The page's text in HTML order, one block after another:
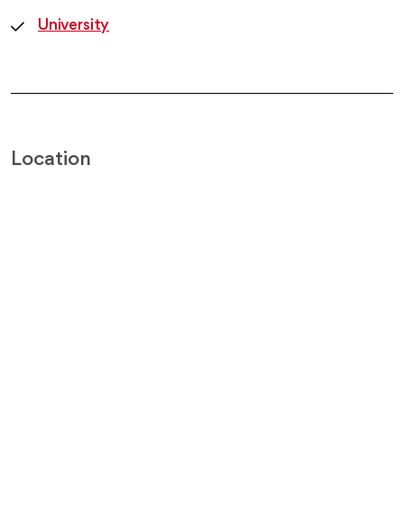
University
Location